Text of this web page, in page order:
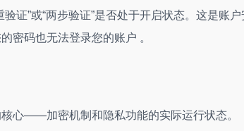
证”或“两步验证”是否处于开启状态。这是账户
密码也无法登录您的账户 。
心——加密机制和隐私功能的实际运行状态。